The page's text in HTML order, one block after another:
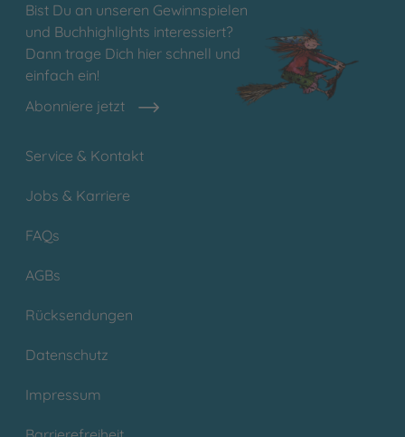
Bist Du an unseren Gewinnspielen
und Buchhighlights interessiert?
Dann trage Dich hier schnell und
einfach ein!
Abonniere jetzt
Service & Kontakt
Jobs & Karriere
FAQs
AGBs
Rücksendungen
Datenschutz
Impressum